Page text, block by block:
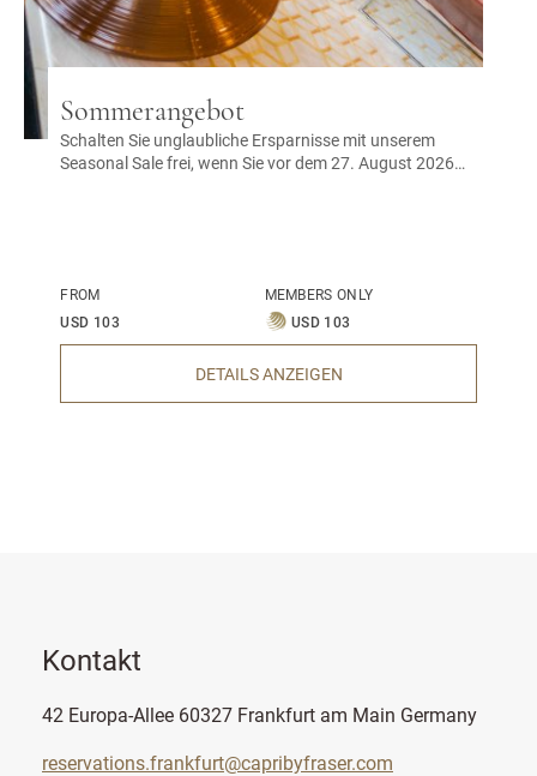
Sommerangebot
Schalten Sie unglaubliche Ersparnisse mit unserem
Seasonal Sale frei, wenn Sie vor dem 27. August 2026
FROM
USD 103
MEMBERS ONLY
USD 103
DETAILS ANZEIGEN
Kontakt
42 Europa-Allee 60327 Frankfurt am Main Germany
reservations.frankfurt@capribyfraser.com